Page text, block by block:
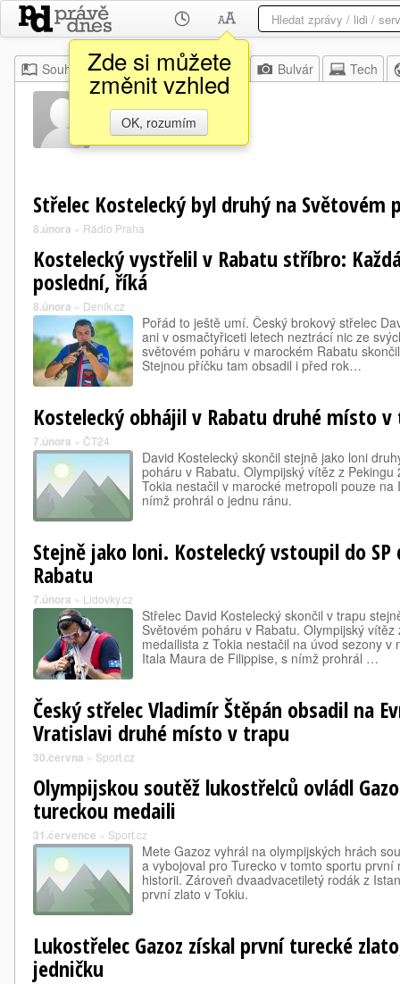
Zde si můžete
změnit vzhled
OK, rozumím
Souhrn Moje Z domova Bulvár Tech
Italo Maur
Střelec Kostelecký byl druhý na Světovém
8.února » Rádio Praha
Kostelecký vystřelil v Rabatu stříbro:
poslední, říká
8.února » Deník.cz
Pořád to ještě umí. Český brokový střelec
ani v osmačtyřiceti letech neztrácí nic ze
světovém poháru v marockém Rabatu
Stejnou příčku tam obsadil i před rok…
Kostelecký obhájil v Rabatu druhé místo
7.února » ČT24
David Kostelecký skončil stejně jako loni
poháru v Rabatu. Olympijský vítěz z
Tokia nestačil v marocké metropoli pouze
nímž prohrál o jednu ránu.
Stejně jako loni. Kostelecký vstoupil do
Rabatu
7.února » Lidovky.cz
Střelec David Kostelecký skončil v trapu
Světovém poháru v Rabatu. Olympijský
medailista z Tokia nestačil na úvod sezony
Itala Maura de Filippise, s nímž prohrál …
Český střelec Vladimír Štěpán obsadil na
Vratislavi druhé místo v trapu
30.června » Sport.cz
Olympijskou soutěž lukostřelců ovládl
tureckou medaili
31.července » Sport.cz
Mete Gazoz vyhrál na olympijských hrách
a vybojoval pro Turecko v tomto sportu první
historii. Zároveň dvaadvacetiletý rodák z
první zlato v Tokiu.
Lukostřelec Gazoz získal první turecké
jedničku